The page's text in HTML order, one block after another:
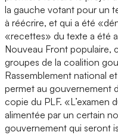
la gauche votant pour un
à réécrire, et qui a été
«recettes» du texte a été
Nouveau Front populaire,
groupes de la coalition
Rassemblement national
permet au gouvernement
copie du PLF. «L’examen
alimentée par un certain
gouvernement qui seront